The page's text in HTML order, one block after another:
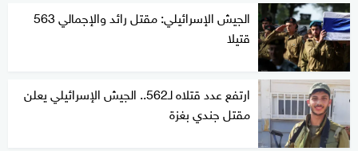
الجيش الإسرائيلي: مقتل رائد والإجمالي 563
قتيلا
ارتفع عدد قتلاه لـ562.. الجيش الإسرائيلي يعلن
مقتل جندي بغزة